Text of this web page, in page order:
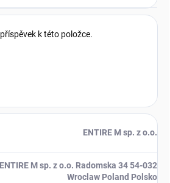
k této položce.
ENTIRE M sp. z o.o.
ENTIRE M sp. z o.o. Radomska 34 54-032
Wroclaw Poland Polsko